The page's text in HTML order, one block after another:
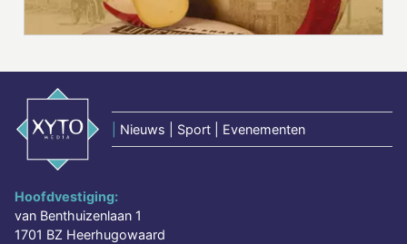
Nieuws | Sport | Evenementen
Hoofdvestiging:
van Benthuizenlaan 1
1701 BZ Heerhugowaard